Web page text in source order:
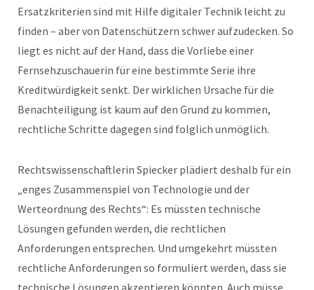
Ersatzkriterien sind mit Hilfe digitaler Technik leicht zu
finden – aber von Datenschützern schwer aufzudecken. So
liegt es nicht auf der Hand, dass die Vorliebe einer
Fernsehzuschauerin für eine bestimmte Serie ihre
Kreditwürdigkeit senkt. Der wirklichen Ursache für die
Benachteiligung ist kaum auf den Grund zu kommen,
rechtliche Schritte dagegen sind folglich unmöglich.
Rechtswissenschaftlerin Spiecker plädiert deshalb für ein
„enges Zusammenspiel von Technologie und der
Werteordnung des Rechts“: Es müssten technische
Lösungen gefunden werden, die rechtlichen
Anforderungen entsprechen. Und umgekehrt müssten
rechtliche Anforderungen so formuliert werden, dass sie